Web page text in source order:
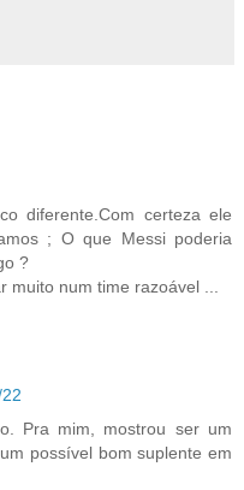
diferente.Com certeza ele
; O que Messi poderia
?
num time razoável ...
Pra mim, mostrou ser um
possível bom suplente em